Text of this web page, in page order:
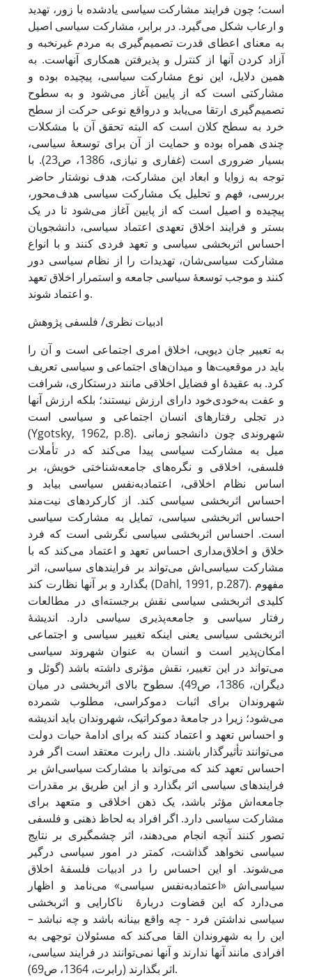
است؛ چون ‌فرایند مشارکت سیاسی یادشده با زور، تهدید
و ارعاب شکل می‌گیرد. در برابر، ‌مشارکت سیاسی اصیل
به معنای اعطای قدرت تصمیم‌گیری به مردم غیر‌نخبه و
آزاد کردن آنها از کنترل و پذیرفتن همکاری آنهاست. به
همین دلایل، این نوع مشارکت سیاسی، پیچیده بوده و
مشارکتی است که از پایین آغاز می‌شود و به سطوح
تصمیم‌گیری ارتقا می‌‌‌‌‌‌‌‌‌‌‌‌‌‌‌‌‌‌‌‌‌یابد و درواقع نوعی حرکت از سطح
خرد به سطح کلان است که البته تحقق آن با مشکلات
چندی همراه بوده و حمایت از آن برای توسعۀ ‌سیاسی،
بسیار ضروری است (غفاری و نیازی، 1386، ص23). با
توجه به زوایا و ابعاد این مشارکت، هدف نوشتار حاضر
بررسی، فهم و تحلیل یک مشارکت سیاسی هدف‌محور،
پیچیده و اصیل است که از پایین آغاز می‌شود تا در یک
بستر و فرایند اخلاق تعهدی اعتماد سیاسی، دانشجویان
احساس اثربخشی سیاسی و تعهد فردی کنند و با انواع
مشارکت سیاسی‌شان، تهدیدات را از نظام سیاسی دور
کنند و موجب توسعۀ سیاسی جامعه و استمرار اخلاق تعهد
و اعتماد شوند.
ادبیات نظری/ فلسفی پژوهش
به تعبیر جان دیویی، اخلاق امری اجتماعی است و آن را
باید در موقعیت‌ها و میدان‌های اجتماعی و سیاسی تعریف
کرد. به عقیدۀ او فضایل اخلاقی مانند درستکاری، شرافت
و عفت به‌خودی‌خود دارای ارزش نیستند؛ بلکه ارزش آنها
در تجلی رفتارهای انسان اجتماعی و سیاسی است
(Ygotsky, 1962, p.8). شهروندی چون دانشجو زمانی
میل به مشارکت سیاسی پیدا می‌کند که در تأملات
فلسفی، اخلاقی و نگره‌های جامعه‌شناختی خویش، بر
اساس نظام اخلاقی، اعتمادبه‌نفس سیاسی بیابد و
احساس اثربخشی سیاسی کند. از کارکردهای نیت‌مند
احساس اثربخشی سیاسی، تمایل به مشارکت سیاسی
است. احساس اثربخشی سیاسی نگرشی است که فرد
خلاق و اخلاق‌مداری احساس تعهد و اعتماد می‌‌‌‌‌‌‌‌‌‌‌‌‌‌‌‌‌‌‌‌‌کند که با
مشارکت سیاسی‌اش می‌تواند بر فرایندهای سیاسی، اثر
بگذارد و بر آنها نظارت کند (Dahl, 1991, p.287). مفهوم
کلیدی اثربخشی سیاسی نقش برجسته‌ای در مطالعات
رفتار سیاسی و جامعه‌پذیری ‌سیاسی دارد. اندیشۀ
اثربخشی ‌سیاسی یعنی اینکه تغییر سیاسی و اجتماعی
امکان‌پذیر است و انسان به عنوان شهروند سیاسی
می‌تواند در این تغییر، نقش مؤثری داشته باشد (گوئل و
دیگران، 1386، ص49). سطوح بالای اثربخشی در میان
شهروندان برای اثبات دموکراسی، مطلوب شمرده
می‌شود؛ زیرا در جامعۀ دموکراتیک، شهروندان باید اندیشه
و احساس تعهد و اعتماد کنند که برای ادامۀ حیات دولت
می‌توانند تأثیرگذار باشند. دال رابرت معتقد است اگر فرد
احساس تعهد کند که می‌تواند با مشارکت سیاسی‌اش بر
فرایندهای سیاسی اثر بگذارد و از این طریق بر مقدرات
جامعه‌اش مؤثر باشد، یک ذهن اخلاقی و متعهد برای
مشارکت سیاسی دارد. اگر افراد به لحاظ ذهنی و فلسفی
تصور ‌کنند آنچه انجام می‌دهند، اثر چشمگیری بر نتایج
سیاسی نخواهد گذاشت، کمتر در امور سیاسی درگیر
می‌شوند. او این احساس را در ادبیات فلسفۀ اخلاق
سیاسی‌اش «اعتمادبه‌نفس سیاسی» می‌نامد و اظهار
می‌دارد که این قضاوت دربارۀ ناکارایی و اثربخشی
سیاسی نداشتن فرد - چه واقع بینانه باشد و چه نباشد –
این را به شهروندان القا می‌کند که مسئولان توجهی به
افرادی مانند آنها ندارند و آنها نمی‌توانند در فرایند سیاسی،
اثر بگذارند (رابرت، 1364، ص69).